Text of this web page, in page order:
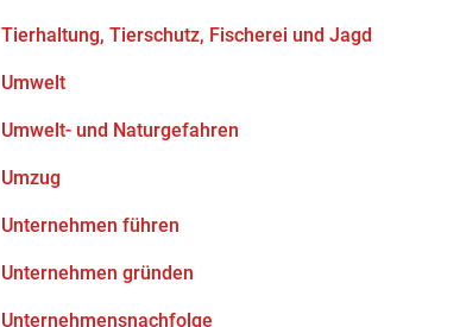
Tierhaltung, Tierschutz, Fischerei und Jagd
Umwelt
Umwelt- und Naturgefahren
Umzug
Unternehmen führen
Unternehmen gründen
Unternehmensnachfolge